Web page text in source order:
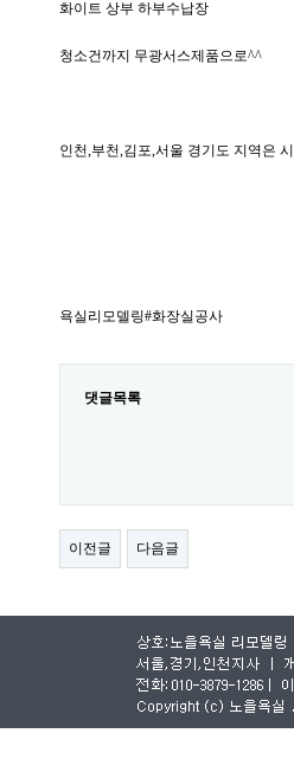
화이트 상부 하부수납장
청소건까지 무광서스제품으로^^
인천,부천,김포,서울 경기도 지역은
욕실리모델링#화장실공사
댓글목록
이전글 다음글